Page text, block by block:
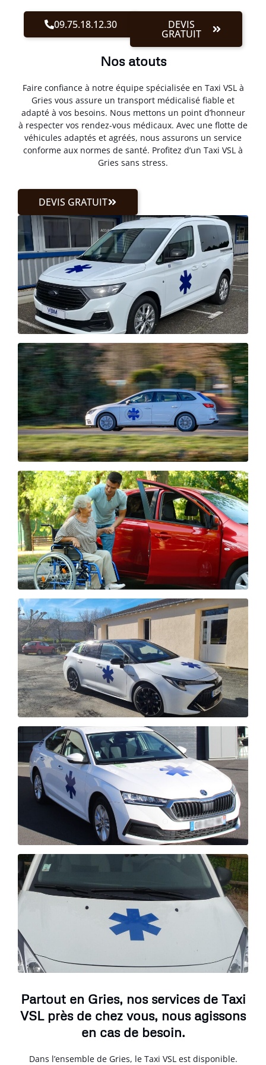
09.75.18.12.30 DEVIS
GRATUIT
Nos atouts
Faire confiance à notre équipe spécialisée en Taxi VSL à
Gries vous assure un transport médicalisé fiable et
adapté à vos besoins. Nous mettons un point d’honneur
à respecter vos rendez-vous médicaux. Avec une flotte de
véhicules adaptés et agréés, nous assurons un service
conforme aux normes de santé. Profitez d’un Taxi VSL à
Gries sans stress.
DEVIS GRATUIT
Partout en Gries, nos services de Taxi
VSL près de chez vous, nous agissons
en cas de besoin.
Dans l’ensemble de Gries, le Taxi VSL est disponible.